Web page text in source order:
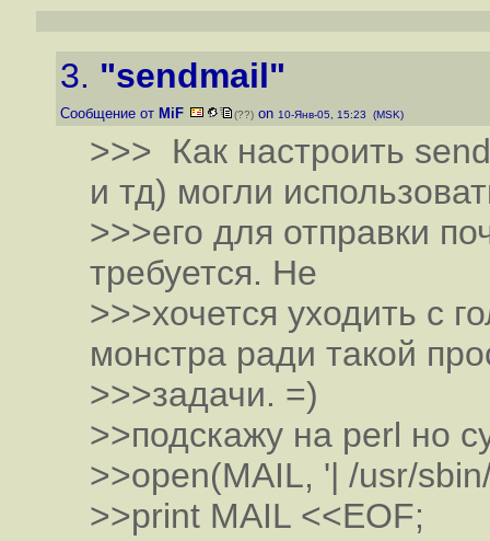
3. "sendmail"
Сообщение от MiF (??) on 10-Янв-05, 15:23 (MSK)
>>> Как настроить
и тд) могли
>>>его для отправки
требуется. Не
>>>хочется уходить с
монстра ради такой
>>>задачи. =)
>>подскажу на perl но
>>open(MAIL, '| /usr/
>>print MAIL <<EOF;